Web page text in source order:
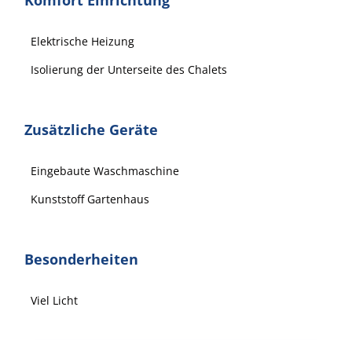
Elektrische Heizung
Isolierung der Unterseite des Chalets
Zusätzliche Geräte
Eingebaute Waschmaschine
Kunststoff Gartenhaus
Besonderheiten
Viel Licht